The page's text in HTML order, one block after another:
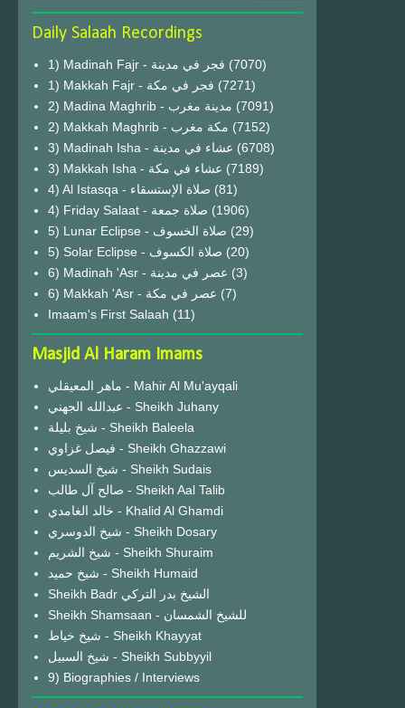
Daily Salaah Recordings
1) Madinah Fajr - فجر في مدينة (7070)
1) Makkah Fajr - فجر في مكة (7271)
2) Madina Maghrib - مدينة مغرب (7091)
2) Makkah Maghrib - مكة مغرب (7152)
3) Madinah Isha - عشاء في مدينة (6708)
3) Makkah Isha - عشاء في مكة (7189)
4) Al Istasqa - صلاة الإستسقاء (81)
4) Friday Salaat - صلاة جمعة (1906)
5) Lunar Eclipse - صلاة الخسوف (29)
(20)
6) Madinah 'Asr - عصر في مدينة (3)
6) Makkah 'Asr - عصر في مكة (7)
Imaam's First Salaah (11)
Masjid Al Haram Imams
ماهر المعيقلي - Mahir Al Mu'ayqali
عبدالله الجهني - Sheikh Juhany
شيخ بليلة - Sheikh Baleela
فيصل غزاوي - Sheikh Ghazzawi
شيخ السديس - Sheikh Sudais
صالح آل طالب - Sheikh Aal Talib
خالد الغامدي - Khalid Al Ghamdi
شيخ الدوسري - Sheikh Dosary
شيخ الشريم - Sheikh Shuraim
شيخ حميد - Sheikh Humaid
Sheikh Badr الشيخ بدر التركي
Sheikh Shamsaan - للشيخ الشمسان
شيخ خياط - Sheikh Khayyat
شيخ السبيل - Sheikh Subbyyil
9) Biographies / Interviews